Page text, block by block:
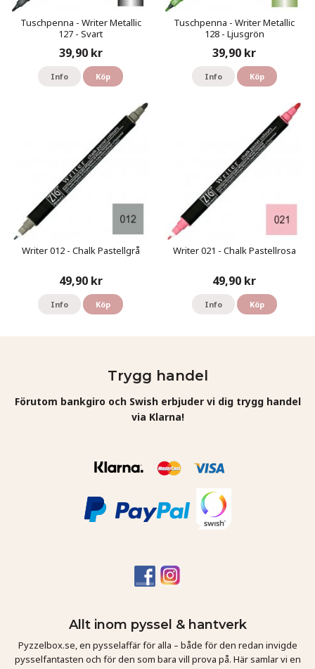
Tuschpenna - Writer Metallic
127 - Svart
39,90 kr
Info Köp
Tuschpenna - Writer Metallic
128 - Ljusgrön
39,90 kr
Info Köp
Writer 012 - Chalk Pastellgrå
49,90 kr
Info Köp
Writer 021 - Chalk Pastellrosa
49,90 kr
Info Köp
Trygg handel
Förutom bankgiro och Swish erbjuder vi dig trygg handel
via Klarna!
Allt inom pyssel & hantverk
Pyzzelbox.se, en pysselaffär för alla – både för den redan invigde
pysselfantasten och för den som bara vill prova på. Här samlar vi en